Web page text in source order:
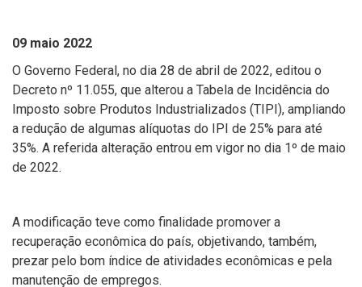
09 maio 2022
O Governo Federal, no dia 28 de abril de 2022, editou o
Decreto nº 11.055, que alterou a Tabela de Incidência do
Imposto sobre Produtos Industrializados (TIPI), ampliando
a redução de algumas alíquotas do IPI de 25% para até
35%. A referida alteração entrou em vigor no dia 1º de maio
de 2022.
A modificação teve como finalidade promover a
recuperação econômica do país, objetivando, também,
prezar pelo bom índice de atividades econômicas e pela
manutenção de empregos.